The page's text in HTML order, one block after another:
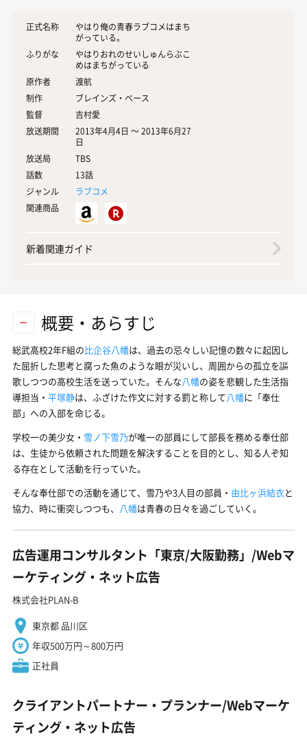
正式名称
やはり俺の青春ラブコメはまち
がっている。
ふりがな
やはりおれのせいしゅんらぶこ
めはまちがっている
原作者
渡航
制作
ブレインズ・ベース
監督
吉村愛
放送期間
2013年4月4日 〜 2013年6月27
日
放送局
TBS
話数
13話
ジャンル
ラブコメ
関連商品
新着関連ガイド
概要・あらすじ
総武高校2年F組の比企谷八幡は、過去の忌々しい記憶の数々に起因し
た屈折した思考と腐った魚のような眼が災いし、周囲からの孤立を謳
歌しつつの高校生活を送っていた。そんな八幡の姿を悲観した生活指
導担当・ 平塚静は、ふざけた作文に対する罰と称して八幡に「奉仕
部」への入部を命じる。
学校一の美少女・ 雪ノ下雪乃が唯一の部員にして部長を務める奉仕部
は、生徒から依頼された問題を解決することを目的とし、知る人ぞ知
る存在として活動を行っていた。
そんな奉仕部での活動を通じて、雪乃や3人目の部員・ 由比ヶ浜結衣と
協力、時に衝突しつつも、 八幡は青春の日々を過ごしていく。
広告運用コンサルタント「東京/大阪勤務」/Webマ
ーケティング・ネット広告
株式会社PLAN-B
東京都 品川区
年収500万円～800万円
正社員
クライアントパートナー・プランナー/Webマーケ
ティング・ネット広告